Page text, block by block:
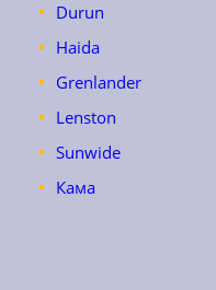
Durun
Haida
Grenlander
Lenston
Sunwide
Кама